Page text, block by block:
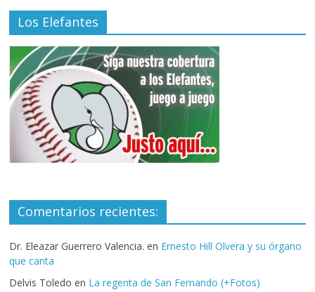
Los Elefantes
Comentarios recientes:
Dr. Eleazar Guerrero Valencia. en Ernesto Hill Olvera y su órgano
que canta
Delvis Toledo en La regenta de San Fernando (+Fotos)